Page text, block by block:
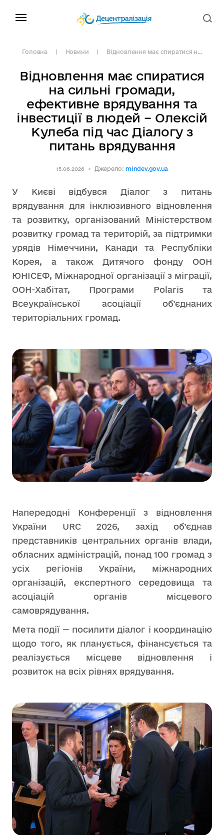
Головна Новини Відновлення має спиратися н...
Відновлення має спиратися
на сильні громади,
ефективне врядування та
інвестиції в людей – Олексій
Кулеба під час Діалогу з
питань врядування
15.06.2026 Джерело: mindev.gov.ua
У Києві відбувся Діалог з питань
врядування для інклюзивного відновлення
та розвитку, організований Міністерством
розвитку громад та територій, за підтримки
урядів Німеччини, Канади та Республіки
Корея, а також Дитячого фонду ООН
ЮНІСЕФ, Міжнародної організації з міграції,
ООН-Хабітат, Програми Polaris та
Всеукраїнської асоціації об’єднаних
територіальних громад.
Напередодні Конференції з відновлення
України URC 2026, захід об’єднав
представників центральних органів влади,
обласних адміністрацій, понад 100 громад з
усіх регіонів України, міжнародних
організацій, експертного середовища та
асоціацій органів місцевого
самоврядування.
Мета події — посилити діалог і координацію
щодо того, як планується, фінансується та
реалізується місцеве відновлення і
розвиток на всіх рівнях врядування.